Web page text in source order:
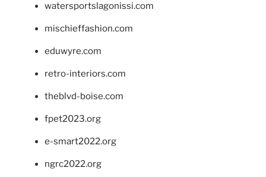
watersportslagonissi.com
mischieffashion.com
eduwyre.com
retro-interiors.com
theblvd-boise.com
fpet2023.org
e-smart2022.org
ngrc2022.org